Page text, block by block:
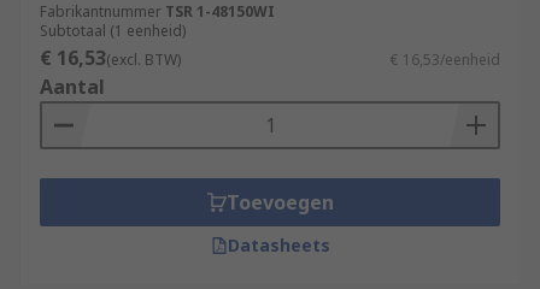
Fabrikantnummer TSR 1-48150WI
Subtotaal (1 eenheid)
€ 16,53(excl. BTW) € 16,53/eenheid
Aantal
Toevoegen
Datasheets